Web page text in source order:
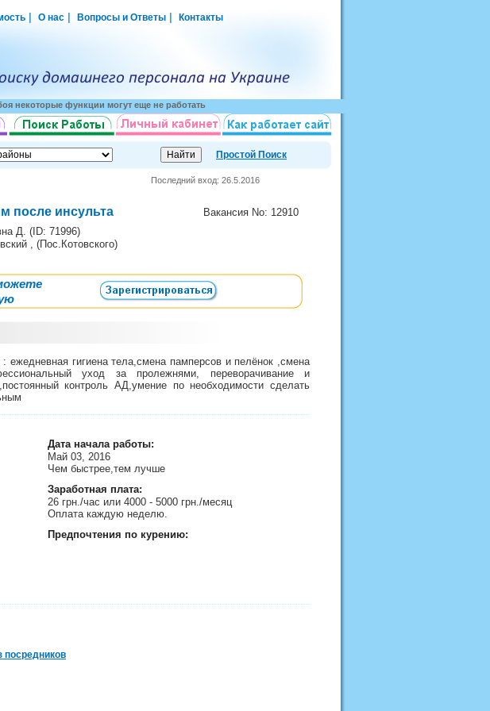
О нас Вопросы и Ответы Контакты
некоторые функции могут еще не работать
Простой Поиск
Последний вход: 26.5.2016
после инсульта Вакансия No: 12910
Д. (ID: 71996)
, (Пос.Котовского)
гигиена тела,смена памперсов и пелёнок ,смена
уход за пролежнями, переворачивание и
контроль АД,умение по необходимости сделать
Дата начала работы:
Май 03, 2016
Чем быстрее,тем лучше
Заработная плата:
26 грн./час или 4000 - 5000 грн./месяц
Оплата каждую неделю.
Предпочтения по курению:
посредников